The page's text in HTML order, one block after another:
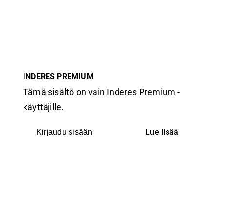
INDERES PREMIUM
Tämä sisältö on vain Inderes Premium -
käyttäjille.
Kirjaudu sisään Lue lisää